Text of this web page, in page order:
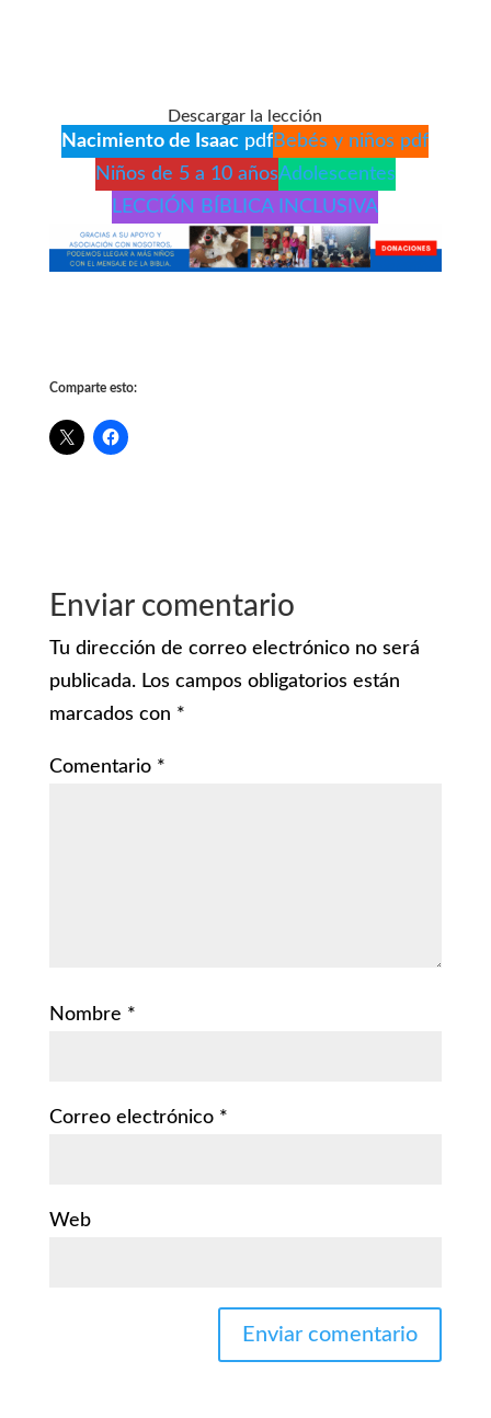
Descargar la lección
Nacimiento de Isaac pdfBebés y niños pdf
Niños de 5 a 10 añosAdolescentes
LECCIÓN BÍBLICA INCLUSIVA
Comparte esto:
Enviar comentario
Tu dirección de correo electrónico no será
publicada. Los campos obligatorios están
marcados con *
Comentario *
Nombre *
Correo electrónico *
Web